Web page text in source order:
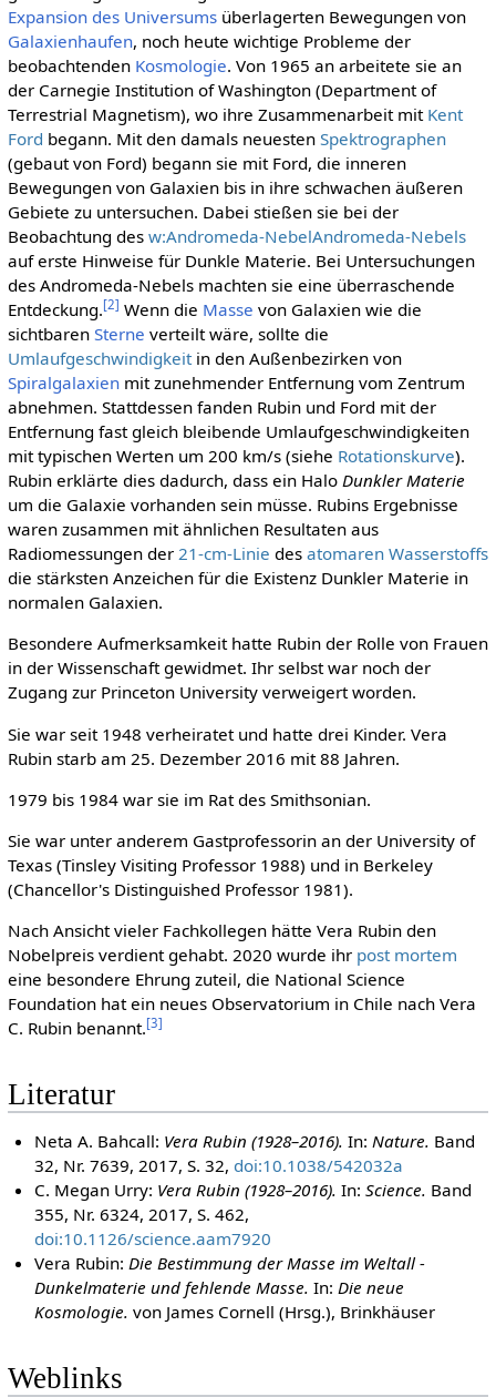
Expansion des Universumsüberlagerten Bewegungen von
Galaxienhaufen, noch heute wichtige Probleme der
beobachtenden Kosmologie. Von 1965 an arbeitete sie an
der Carnegie Institution of Washington (Department of
Terrestrial Magnetism), wo ihre Zusammenarbeit mit Kent
Ford begann. Mit den damals neuesten Spektrographen
(gebaut von Ford) begann sie mit Ford, die inneren
Bewegungen von Galaxien bis in ihre schwachen äußeren
Gebiete zu untersuchen. Dabei stießen sie bei der
Beobachtung des w:Andromeda-NebelAndromeda-Nebels
auf erste Hinweise für Dunkle Materie. Bei Untersuchungen
des Andromeda-Nebels machten sie eine überraschende
Entdeckung.[2] Wenn die Masse von Galaxien wie die
sichtbaren Sterne verteilt wäre, sollte die
Umlaufgeschwindigkeitin den Außenbezirken von
Spiralgalaxienmit zunehmender Entfernung vom Zentrum
abnehmen. Stattdessen fanden Rubin und Ford mit der
Entfernung fast gleich bleibende Umlaufgeschwindigkeiten
mit typischen Werten um 200 km/s (siehe Rotationskurve).
Rubin erklärte dies dadurch, dass ein Halo Dunkler Materie
um die Galaxie vorhanden sein müsse. Rubins Ergebnisse
waren zusammen mit ähnlichen Resultaten aus
Radiomessungen der 21-cm-Linie des atomaren Wasserstoffs
die stärksten Anzeichen für die Existenz Dunkler Materie in
normalen Galaxien.
Besondere Aufmerksamkeit hatte Rubin der Rolle von Frauen
in der Wissenschaft gewidmet. Ihr selbst war noch der
Zugang zur Princeton University verweigert worden.
Sie war seit 1948 verheiratet und hatte drei Kinder. Vera
Rubin starb am 25. Dezember 2016 mit 88 Jahren.
1979 bis 1984 war sie im Rat des Smithsonian.
Sie war unter anderem Gastprofessorin an der University of
Texas (Tinsley Visiting Professor 1988) und in Berkeley
(Chancellor's Distinguished Professor 1981).
Nach Ansicht vieler Fachkollegen hätte Vera Rubin den
Nobelpreis verdient gehabt. 2020 wurde ihr post mortem
eine besondere Ehrung zuteil, die National Science
Foundation hat ein neues Observatorium in Chile nach Vera
C. Rubin benannt.[3]
Literatur
Neta A. Bahcall: Vera Rubin (1928–2016). In: Nature. Band
32, Nr. 7639, 2017, S. 32, doi:10.1038/542032a
C. Megan Urry: Vera Rubin (1928–2016). In:Science. Band
355, Nr. 6324, 2017, S. 462,
doi:10.1126/science.aam7920
Vera Rubin: Die Bestimmung der Masse im Weltall -
Dunkelmaterie und fehlende Masse. In: Die neue
Kosmologie. von James Cornell (Hrsg.), Brinkhäuser
Weblinks